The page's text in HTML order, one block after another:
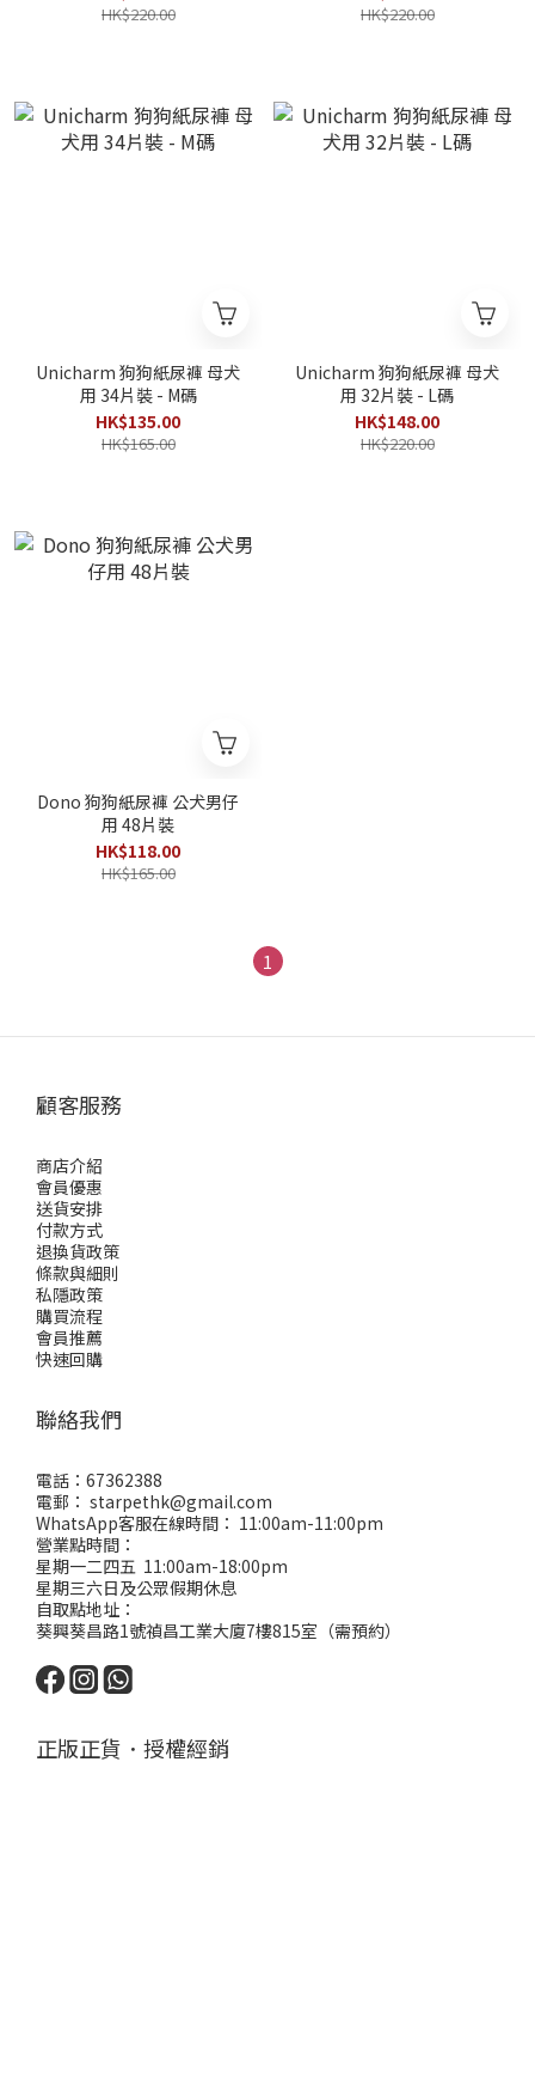
HK$220.00 HK$220.00
Unicharm 狗狗紙尿褲 母犬
用 34片裝 - M碼
HK$135.00
HK$165.00
Unicharm 狗狗紙尿褲 母犬
用 32片裝 - L碼
HK$148.00
HK$220.00
Dono 狗狗紙尿褲 公犬男仔
用 48片裝
HK$118.00
HK$165.00
1
顧客服務
商店介紹
會員優惠
送貨安排
付款方式
退換貨政策
條款與細則
私隱政策
購買流程
會員推薦
快速回購
聯絡我們
電話：67362388
電郵： starpethk@gmail.com
WhatsApp客服在線時間： 11:00am-11:00pm
營業點時間：
星期一二四五 11:00am-18:00pm
星期三六日及公眾假期休息
自取點地址：
葵興葵昌路1號禎昌工業大廈7樓815室（需預約）
正版正貨．授權經銷